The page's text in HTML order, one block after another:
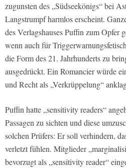
zugunsten des „Südseekönigs“ bei
Langstrumpf harmlos erscheint.
des Verlagshauses Puffin zum Opfer
wenn auch für
die Form des 21. Jahrhunderts zu
ausgedrückt. Ein Romancier würde
und Recht als „Verkrüppelung“
Puffin hatte „sensitivity readers“
Passagen zu sichten und diese
solchen Prüfers: Er soll verhindern,
verletzt fühlen. Mitglieder
bevorzugt als „sensitivity reader“